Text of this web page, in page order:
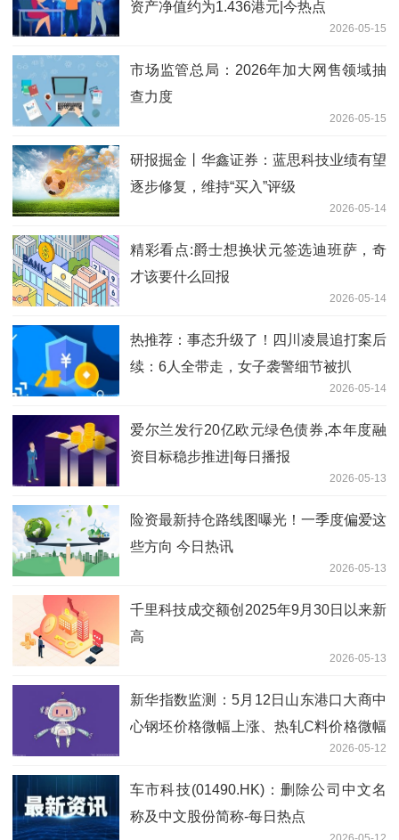
资产净值约为1.436港元|今热点
2026-05-15
市场监管总局：2026年加大网售领域抽
查力度
2026-05-15
研报掘金丨华鑫证券：蓝思科技业绩有望
逐步修复，维持“买入”评级
2026-05-14
精彩看点:爵士想换状元签选迪班萨，奇
才该要什么回报
2026-05-14
热推荐：事态升级了！四川凌晨追打案后
续：6人全带走，女子袭警细节被扒
2026-05-14
爱尔兰发行20亿欧元绿色债券,本年度融
资目标稳步推进|每日播报
2026-05-13
险资最新持仓路线图曝光！一季度偏爱这
些方向 今日热讯
2026-05-13
千里科技成交额创2025年9月30日以来新
高
2026-05-13
新华指数监测：5月12日山东港口大商中
心钢坯价格微幅上涨、热轧C料价格微幅
2026-05-12
车市科技(01490.HK)：删除公司中文名
称及中文股份简称-每日热点